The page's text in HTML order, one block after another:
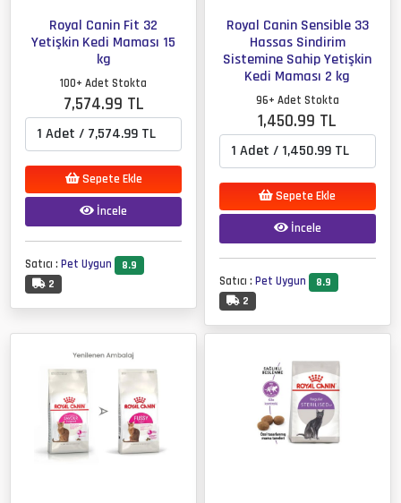
Royal Canin Fit 32
Yetişkin Kedi Maması 15
kg
100+ Adet Stokta
7,574.99 TL
Sepete Ekle
İncele
Satıcı :Pet Uygun
8.9
2
Royal Canin Sensible 33
Hassas Sindirim
Sistemine Sahip Yetişkin
Kedi Maması 2 kg
96+ Adet Stokta
1,450.99 TL
Sepete Ekle
İncele
Satıcı : Pet Uygun
8.9
2